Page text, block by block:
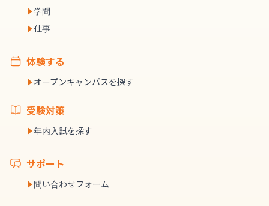
学問
仕事
体験する
オープンキャンパスを探す
受験対策
年内入試を探す
サポート
問い合わせフォーム